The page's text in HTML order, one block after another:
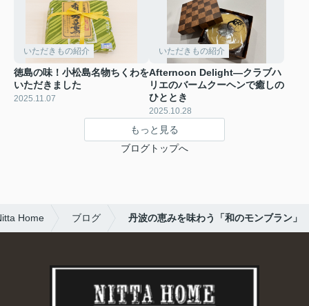
いただきもの紹介
徳島の味！小松島名物ちくわを
いただきました
2025.11.07
いただきもの紹介
Afternoon Delight—クラブハ
リエのバームクーヘンで癒しの
ひととき
2025.10.28
もっと見る
ブログトップへ
Home ブログ 丹波の恵みを味わう「和のモンブラン」